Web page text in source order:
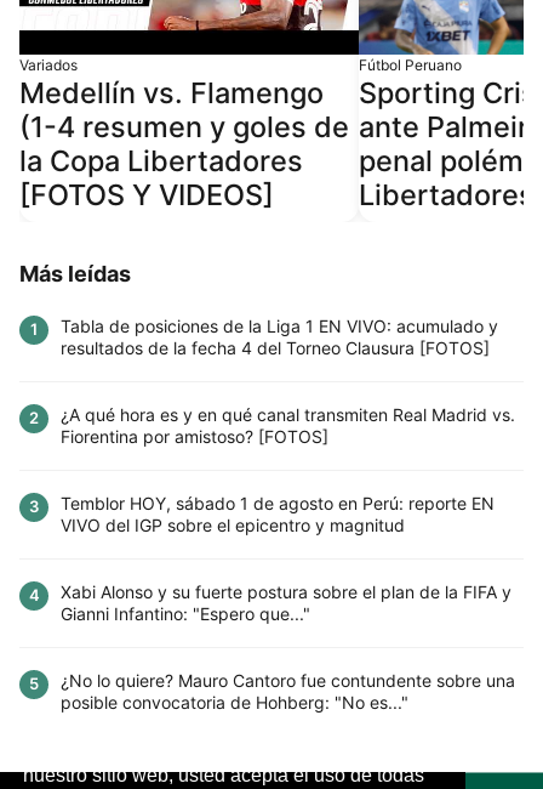
Este sitio utiliza cookies para mejorar la
nuestro sitio web, usted acepta el uso de todas
Variados
Medellín vs. Flamengo
(1-4 resumen y goles de
la Copa Libertadores
[FOTOS Y VIDEOS]
Fútbol Peruano
Sporting
ante
penal
Libertadores
Más leídas
1
Tabla de posiciones de la Liga 1 EN VIVO: acumulado y
resultados de la fecha 4 del Torneo Clausura [FOTOS]
2
¿A qué hora es y en qué canal transmiten Real Madrid vs.
Fiorentina por amistoso? [FOTOS]
3
Temblor HOY, sábado 1 de agosto en Perú: reporte EN
VIVO del IGP sobre el epicentro y magnitud
4
Xabi Alonso y su fuerte postura sobre el plan de la FIFA y
Gianni Infantino: "Espero que..."
5
¿No lo quiere? Mauro Cantoro fue contundente sobre una
posible convocatoria de Hohberg: "No es..."